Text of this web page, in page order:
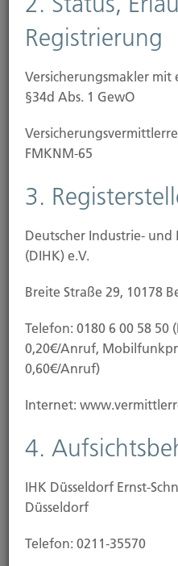
Datenerfassung auf unserer
Wer ist verantwortlich für
dieser Website?
Die Datenverarbeitung auf
durch den
können Sie dem Impressum
ie erfassen wir Ihre
Ihre Daten werden zum
dass Sie uns diese
eingeben.
Andere Daten werden
Website durch unsere IT-
vor allem technische Daten
Erfassung dieser Daten
Sie unsere Website betreten.
Ein Teil der Daten wird
Andere Daten können zur
Registrierung
Versicherungsmakler mit
§34d Abs. 1 GewO
FMKNM-65
3.
Deutscher Industrie- und
(DIHK) e.V.
Breite Straße 29, 10178
Telefon: 0180 6 00 58 50
0,20€/Anruf,
0,60€/Anruf)
Internet:
4.
IHK Düsseldorf Ernst-
Düsseldorf
Telefon: 0211-35570